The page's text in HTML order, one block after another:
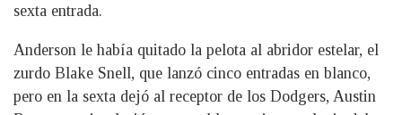
sexta entrada.
Anderson le había quitado la pelota al abridor estelar, el
zurdo Blake Snell, que lanzó cinco entradas en blanco,
pero en la sexta dejó al receptor de los Dodgers, Austin